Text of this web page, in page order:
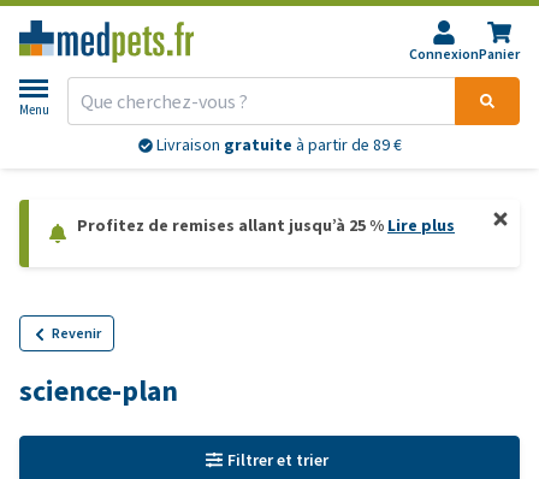
ConnexionPanier
Menu
Livraison gratuite à partir de 89 €
Profitez de remises allant jusqu’à 25 % Lire plus
Revenir
science-plan
Filtrer et trier